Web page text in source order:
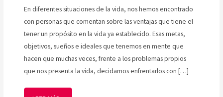
En diferentes situaciones de la vida, nos hemos encontrado
con personas que comentan sobre las ventajas que tiene el
tener un propósito en la vida ya establecido. Esas metas,
objetivos, sueños e ideales que tenemos en mente que
hacen que muchas veces, frente a los problemas propios
que nos presenta la vida, decidamos enfrentarlos con […]
PROBLEMAS
CARDIOVASCULARES.